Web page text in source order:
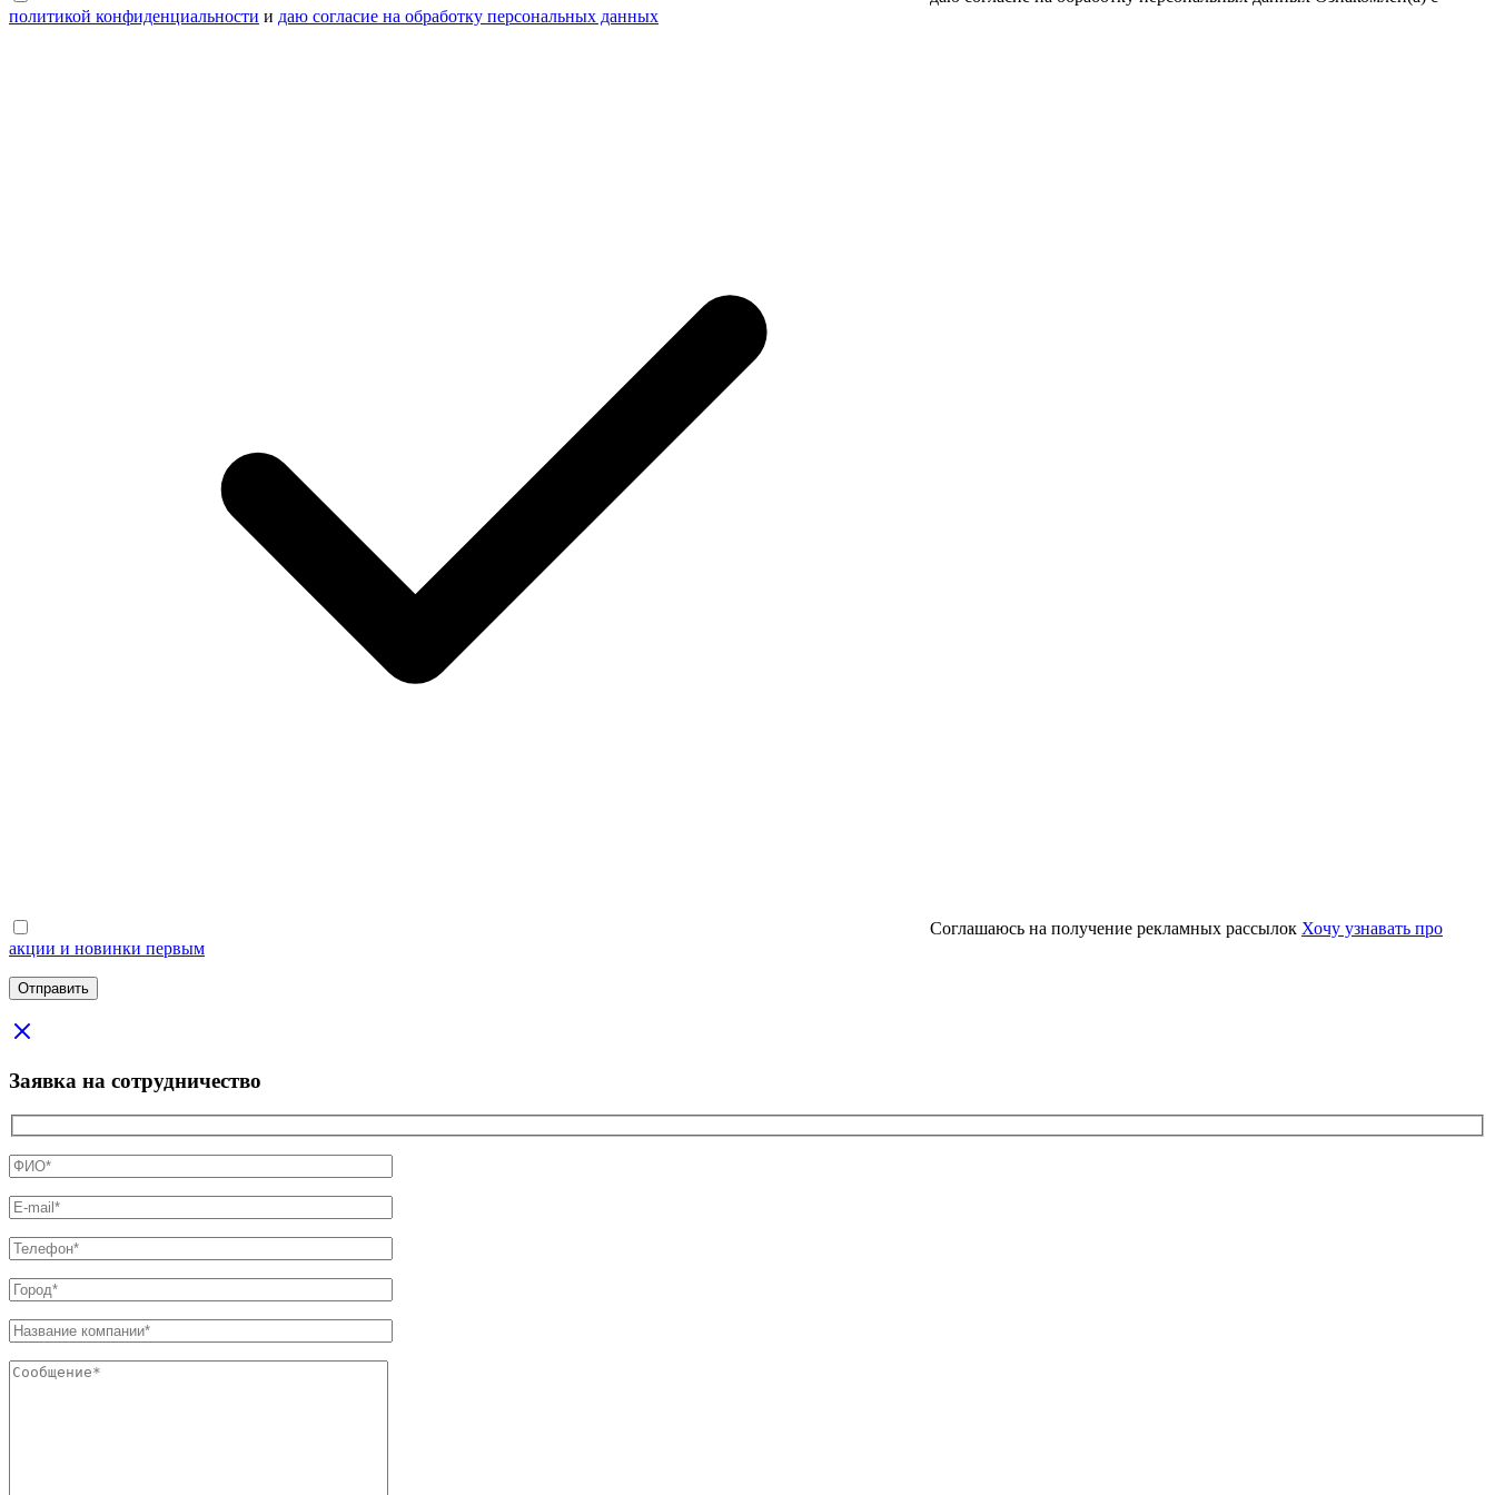
политикой конфиденциальности и даю согласие на обработку персональных данных
Соглашаюсь на получение рекламных рассылок Хочу узнавать про
акции и новинки первым
Заявка на сотрудничество